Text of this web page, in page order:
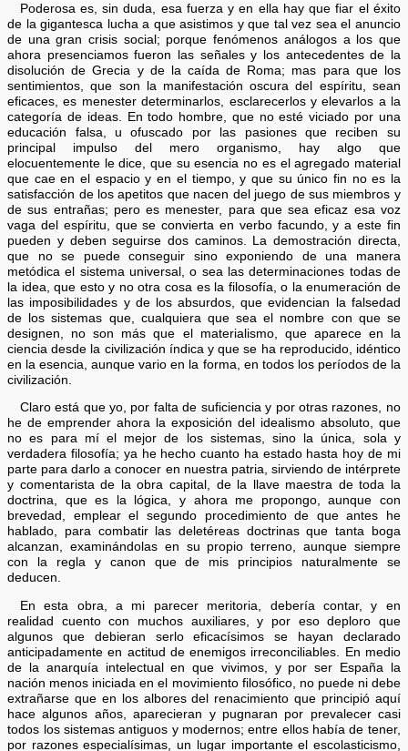
Poderosa es, sin duda, esa fuerza y en ella hay que fiar el éxito
de la gigantesca lucha a que asistimos y que tal vez sea el anuncio
de una gran crisis social; porque fenómenos análogos a los que
ahora presenciamos fueron las señales y los antecedentes de la
disolución de Grecia y de la caída de Roma; mas para que los
sentimientos, que son la manifestación oscura del espíritu, sean
eficaces, es menester determinarlos, esclarecerlos y elevarlos a la
categoría de ideas. En todo hombre, que no esté viciado por una
educación falsa, u ofuscado por las pasiones que reciben su
principal impulso del mero organismo, hay algo que
elocuentemente le dice, que su esencia no es el agregado material
que cae en el espacio y en el tiempo, y que su único fin no es la
satisfacción de los apetitos que nacen del juego de sus miembros y
de sus entrañas; pero es menester, para que sea eficaz esa voz
vaga del espíritu, que se convierta en verbo facundo, y a este fin
pueden y deben seguirse dos caminos. La demostración directa,
que no se puede conseguir sino exponiendo de una manera
metódica el sistema universal, o sea las determinaciones todas de
la idea, que esto y no otra cosa es la filosofía, o la enumeración de
las imposibilidades y de los absurdos, que evidencian la falsedad
de los sistemas que, cualquiera que sea el nombre con que se
designen, no son más que el materialismo, que aparece en la
ciencia desde la civilización índica y que se ha reproducido, idéntico
en la esencia, aunque vario en la forma, en todos los períodos de la
civilización.
Claro está que yo, por falta de suficiencia y por otras razones, no
he de emprender ahora la exposición del idealismo absoluto, que
no es para mí el mejor de los sistemas, sino la única, sola y
verdadera filosofía; ya he hecho cuanto ha estado hasta hoy de mi
parte para darlo a conocer en nuestra patria, sirviendo de intérprete
y comentarista de la obra capital, de la llave maestra de toda la
doctrina, que es la lógica, y ahora me propongo, aunque con
brevedad, emplear el segundo procedimiento de que antes he
hablado, para combatir las deletéreas doctrinas que tanta boga
alcanzan, examinándolas en su propio terreno, aunque siempre
con la regla y canon que de mis principios naturalmente se
deducen.
En esta obra, a mi parecer meritoria, debería contar, y en
realidad cuento con muchos auxiliares, y por eso deploro que
algunos que debieran serlo eficacísimos se hayan declarado
anticipadamente en actitud de enemigos irreconciliables. En medio
de la anarquía intelectual en que vivimos, y por ser España la
nación menos iniciada en el movimiento filosófico, no puede ni debe
extrañarse que en los albores del renacimiento que principió aquí
hace algunos años, aparecieran y pugnaran por prevalecer casi
todos los sistemas antiguos y modernos; entre ellos había de tener,
por razones especialísimas, un lugar importante el escolasticismo,